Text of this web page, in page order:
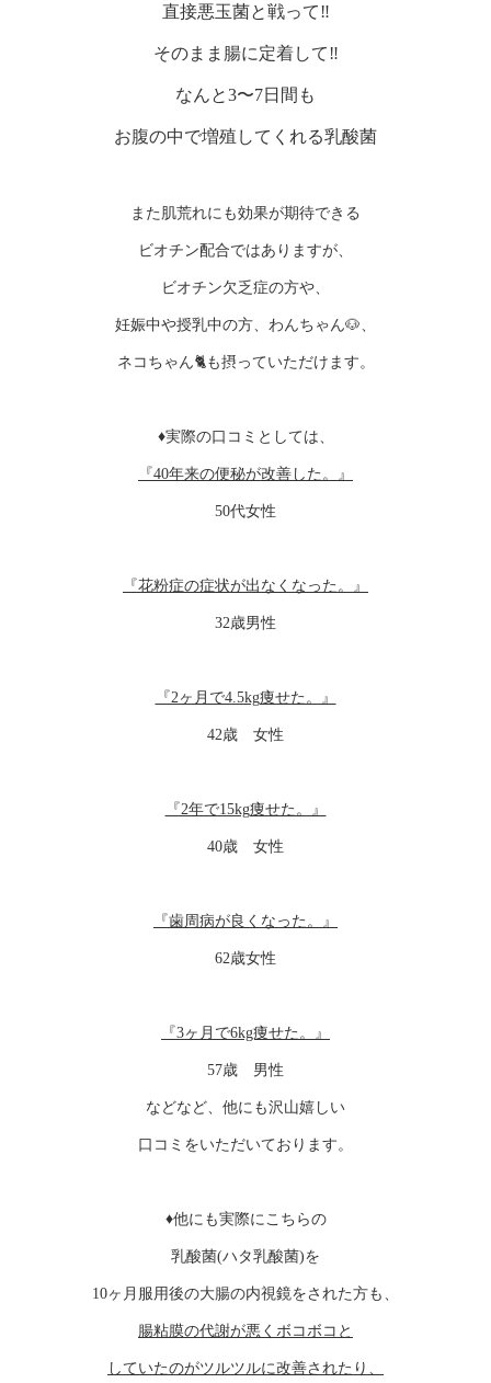
直接悪玉菌と戦って‼️
そのまま腸に定着して‼️
なんと3〜7日間も
お腹の中で増殖してくれる乳酸菌
また肌荒れにも効果が期待できる
ビオチン配合ではありますが、
ビオチン欠乏症の方や、
妊娠中や授乳中の方、わんちゃん🐶、
ネコちゃん🐈も摂っていただけます。
♦︎実際の口コミとしては、
『40年来の便秘が改善した。』
50代女性
『花粉症の症状が出なくなった。』
32歳男性
『2ヶ月で4.5kg痩せた。』
42歳 女性
『2年で15kg痩せた。』
40歳 女性
『歯周病が良くなった。』
62歳女性
『3ヶ月で6kg痩せた。』
57歳 男性
などなど、他にも沢山嬉しい
口コミをいただいております。
♦︎他にも実際にこちらの
乳酸菌(ハタ乳酸菌)を
10ヶ月服用後の大腸の内視鏡をされた方も、
腸粘膜の代謝が悪くボコボコと
していたのがツルツルに改善されたり、